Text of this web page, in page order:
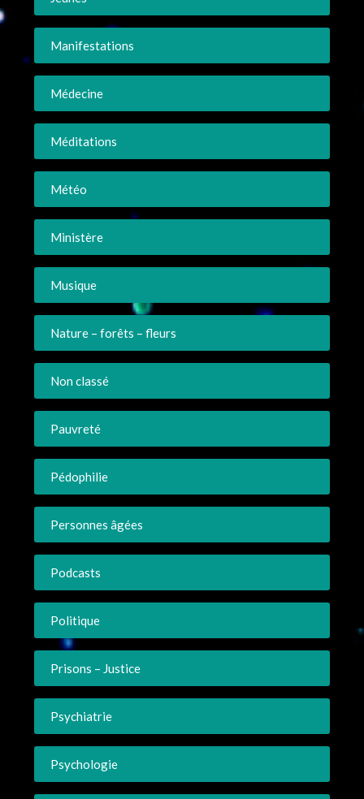
Manifestations
Médecine
Méditations
Météo
Ministère
Musique
Nature – forêts – fleurs
Non classé
Pauvreté
Pédophilie
Personnes âgées
Podcasts
Politique
Prisons – Justice
Psychiatrie
Psychologie